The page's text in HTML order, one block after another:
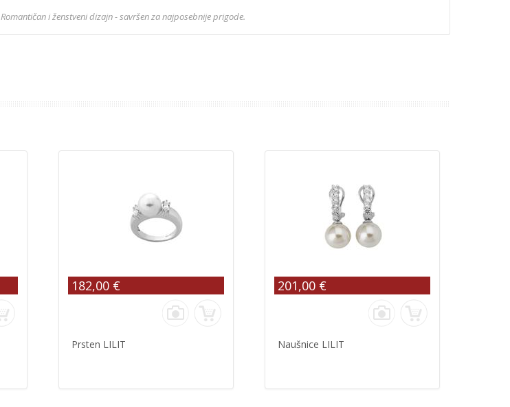
Romantičan i ženstveni dizajn - savršen za najposebnije prigode.
182,00 €
Prsten LILIT
201,00 €
Naušnice LILIT